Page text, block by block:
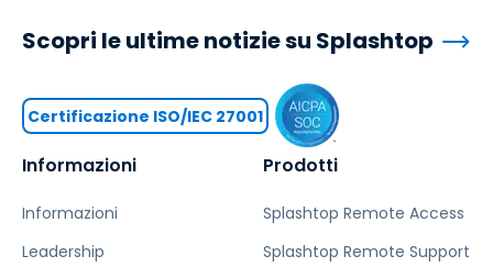
Informazioni
Informazioni
Leadership
Prodotti
Splashtop Remote Access
Splashtop Remote Support
Scopri le ultime notizie su Splashtop
Certificazione ISO/IEC 27001